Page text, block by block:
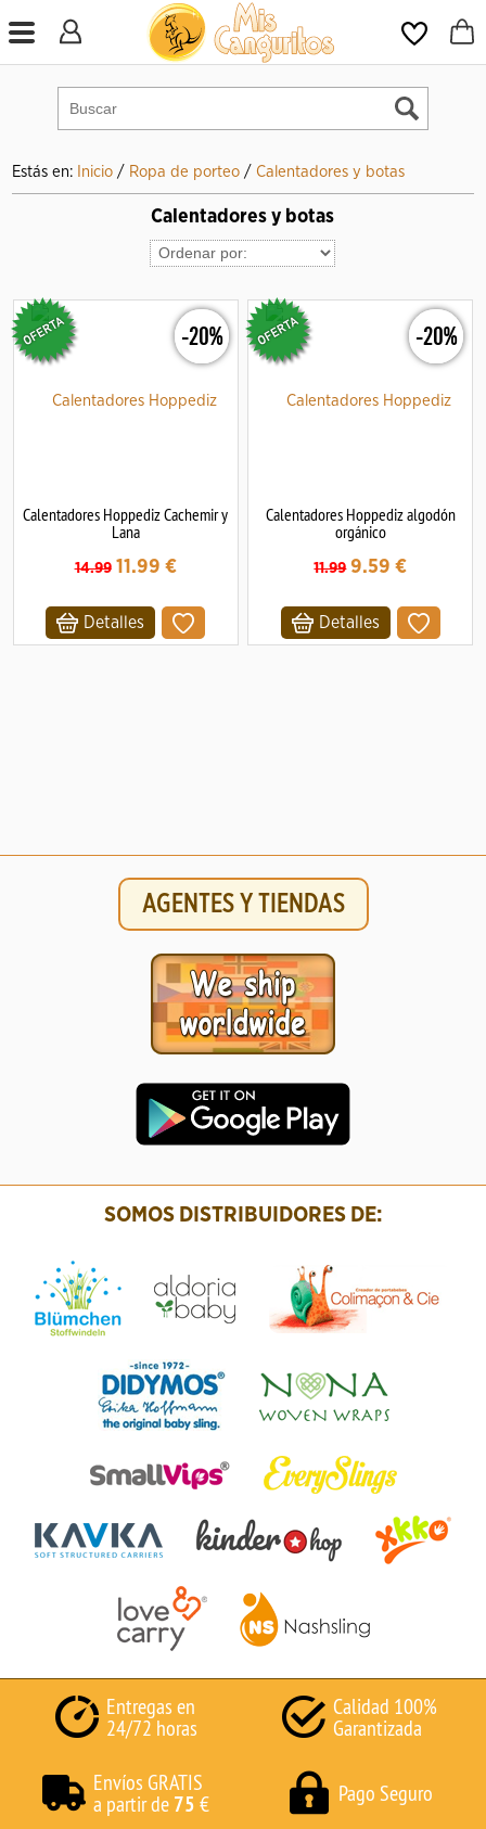
Estás en: Inicio / Ropa de porteo /Calentadores y botas
Calentadores y botas
-20%
Calentadores Hoppediz Cachemir y
Lana
14.99 11.99 €
Detalles
-20%
Calentadores Hoppediz algodón
orgánico
11.99 9.59 €
Detalles
AGENTES Y TIENDAS
SOMOS DISTRIBUIDORES DE:
Entregas en
24/72 horas
Calidad 100%
Garantizada
Envíos GRATIS
a partir de 75 € Pago Seguro